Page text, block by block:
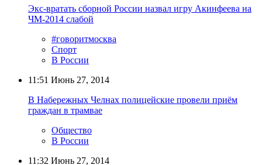
Экс-вратать сборной России назвал игру Акинфеева на
ЧМ-2014 слабой
#говоритмосква
Спорт
В России
11:51 Июнь 27, 2014
В Набережных Челнах полицейские провели приём
граждан в трамвае
Общество
В России
11:32 Июнь 27, 2014